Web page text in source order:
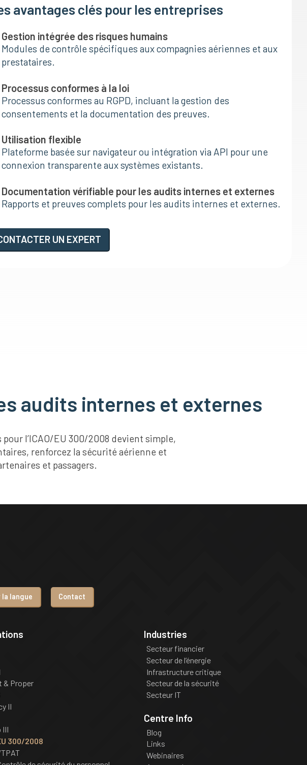
avantages clés pour les entreprises
Gestion intégrée des risques humains
Modules de contrôle spécifiques aux compagnies aériennes et aux
prestataires.
Processus conformes à la loi
Processus conformes au RGPD, incluant la gestion des
consentements et la documentation des preuves.
Utilisation flexible
Plateforme basée sur navigateur ou intégration via API pour une
connexion transparente aux systèmes existants.
Documentation vérifiable pour les audits internes et externes
Rapports et preuves complets pour les audits internes et externes.
UN EXPERT
audits internes et externes
l’ICAO/EU 300/2008 devient simple,
renforcez la sécurité aérienne et
et passagers.
la langue Contact
& Proper
II
III
300/2008
Industries
Secteur financier
Secteur de l’énergie
Infrastructure critique
Secteur de la sécurité
Secteur IT
Centre Info
Blog
Links
Webinaires